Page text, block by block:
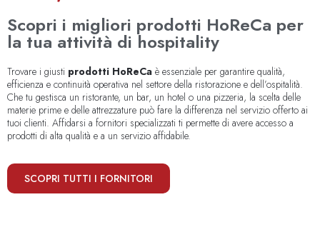
Scopri i migliori prodotti HoReCa per
la tua attività di hospitality
Trovare i giusti prodotti HoReCa è essenziale per garantire qualità,
efficienza e continuità operativa nel settore della ristorazione e dell’ospitalità.
Che tu gestisca un ristorante, un bar, un hotel o una pizzeria, la scelta delle
materie prime e delle attrezzature può fare la differenza nel servizio offerto ai
tuoi clienti. Affidarsi a fornitori specializzati ti permette di avere accesso a
prodotti di alta qualità e a un servizio affidabile.
SCOPRI TUTTI I FORNITORI